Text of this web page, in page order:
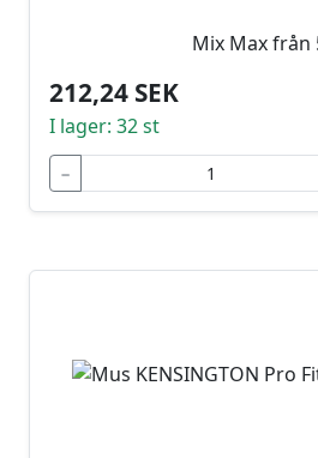
Mix Max från
212,24 SEK
I lager: 32 st
−